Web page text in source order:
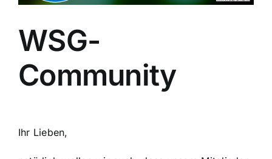
WSG-
Community
Ihr Lieben,